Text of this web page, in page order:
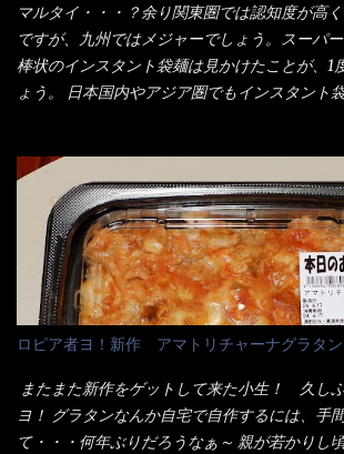
汁つゆと長葱に山葵です。 これでツルツル～
じゃないか～...
が・・・今も変わらないと思うけど・・・ こ
ウンター中からOH～と声が飛ぶ！ 写真は、キ
いしています。 皿のサイズは、直径30cmほど
ドカ盛のキャベツと御飯にカレーがかかってい
ンとした厚さのあるトンカツです。 それも揚
これを難なく完食出来なければ、漢では無い
はないだろう。 この他も、兎に角ボリューム
呼ばれるメニューは、トンカツが2枚重ねて出
いから、2枚乗せにしたらしいけど・・・
マルタイ・・・？余り関東圏では認知度が高
ですが、九州ではメジャーでしょう。スーパ
棒状のインスタント袋麺は見かけたことが、1
ょう。 日本国内やアジア圏でもインスタント
イ棒状ラーメンを、OKストアで見かけ思わず
へ 坦々まぜそばと＜数量限定＞宮崎辛麺風ラ
なり私の胃袋をグサッと・・・・ 棒状インス
デビューが決まりました。 か・ら・め・ん・
チャルメラや日清からも出されている、辛口の
ん！！ 酸っぱくしたら、酸辣湯麺？なんてね
メシは、宮崎辛麺にしよう！ それではまず袋
んだか紙に巻かれた棒状の麺が二束、調味油と
り見慣れない姿・・・何だかチョッと高級感
明なトレイに並んだ棒状麺なんて見慣れないか
がかかる） 袋の裏側を見ると、韮とか卵の
ロピア者ヨ！新作 アマトリチャーナグラタン
またまた新作をゲットして来た小生！ 久し
ヨ！ グラタンなんか自宅で自作するには、手
て・・・何年ぶりだろうなぁ～ 親が若かりし